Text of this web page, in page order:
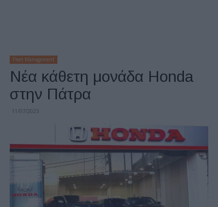
Fleet Management
Νέα κάθετη μονάδα Honda
στην Πάτρα
11/07/2025